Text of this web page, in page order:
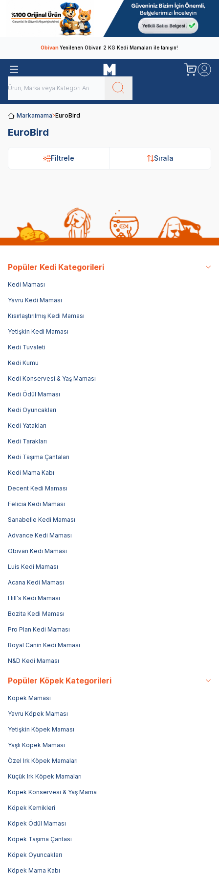
ObivanYenilenen Obivan 2 KG Kedi Mamaları ile tanışın!
Markamama EuroBird
EuroBird
Filtrele Sırala
Popüler Kedi Kategorileri
Kedi Maması
Yavru Kedi Maması
Kısırlaştırılmış Kedi Maması
Yetişkin Kedi Maması
Kedi Tuvaleti
Kedi Kumu
Kedi Konservesi & Yaş Maması
Kedi Ödül Maması
Kedi Oyuncakları
Kedi Yatakları
Kedi Tarakları
Kedi Taşıma Çantaları
Kedi Mama Kabı
Decent Kedi Maması
Felicia Kedi Maması
Sanabelle Kedi Maması
Advance Kedi Maması
Obivan Kedi Maması
Luis Kedi Maması
Acana Kedi Maması
Hill's Kedi Maması
Bozita Kedi Maması
Pro Plan Kedi Maması
Royal Canin Kedi Maması
N&D Kedi Maması
Popüler Köpek Kategorileri
Köpek Maması
Yavru Köpek Maması
Yetişkin Köpek Maması
Yaşlı Köpek Maması
Özel Irk Köpek Mamaları
Küçük Irk Köpek Mamaları
Köpek Konservesi & Yaş Mama
Köpek Kemikleri
Köpek Ödül Maması
Köpek Taşıma Çantası
Köpek Oyuncakları
Köpek Mama Kabı